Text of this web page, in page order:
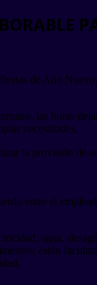
de Año
las horas
necesidades.
la provisión de
entre el
agua,
están